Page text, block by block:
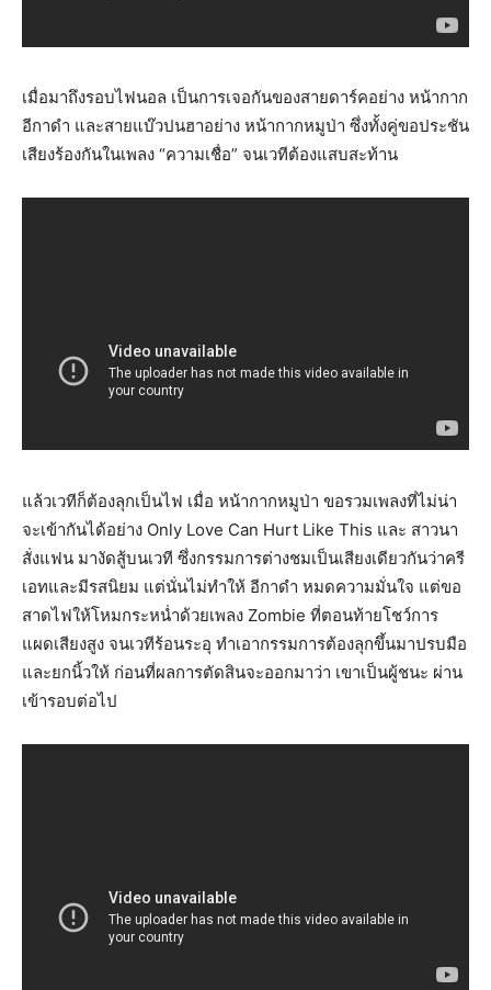
เมื่อมาถึงรอบไฟนอล เป็นการเจอกันของสายดาร์คอย่าง หน้ากาก
อีกาดำ และสายแบ๊วปนฮาอย่าง หน้ากากหมูป่า ซึ่งทั้งคู่ขอประชัน
เสียงร้องกันในเพลง “ความเชื่อ” จนเวทีต้องแสบสะท้าน
แล้วเวทีก็ต้องลุกเป็นไฟ เมื่อ หน้ากากหมูป่า ขอรวมเพลงที่ไม่น่า
จะเข้ากันได้อย่าง Only Love Can Hurt Like This และ สาวนา
สั่งแฟน มางัดสู้บนเวที ซึ่งกรรมการต่างชมเป็นเสียงเดียวกันว่าครี
เอทและมีรสนิยม แต่นั่นไม่ทำให้ อีกาดำ หมดความมั่นใจ แต่ขอ
สาดไฟให้โหมกระหน่ำด้วยเพลง Zombie ที่ตอนท้ายโชว์การ
แผดเสียงสูง จนเวทีร้อนระอุ ทำเอากรรมการต้องลุกขึ้นมาปรบมือ
และยกนิ้วให้ ก่อนที่ผลการตัดสินจะออกมาว่า เขาเป็นผู้ชนะ ผ่าน
เข้ารอบต่อไป